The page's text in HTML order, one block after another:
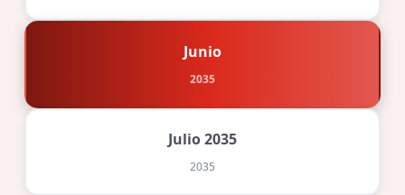
Junio
2035
Julio 2035
2035